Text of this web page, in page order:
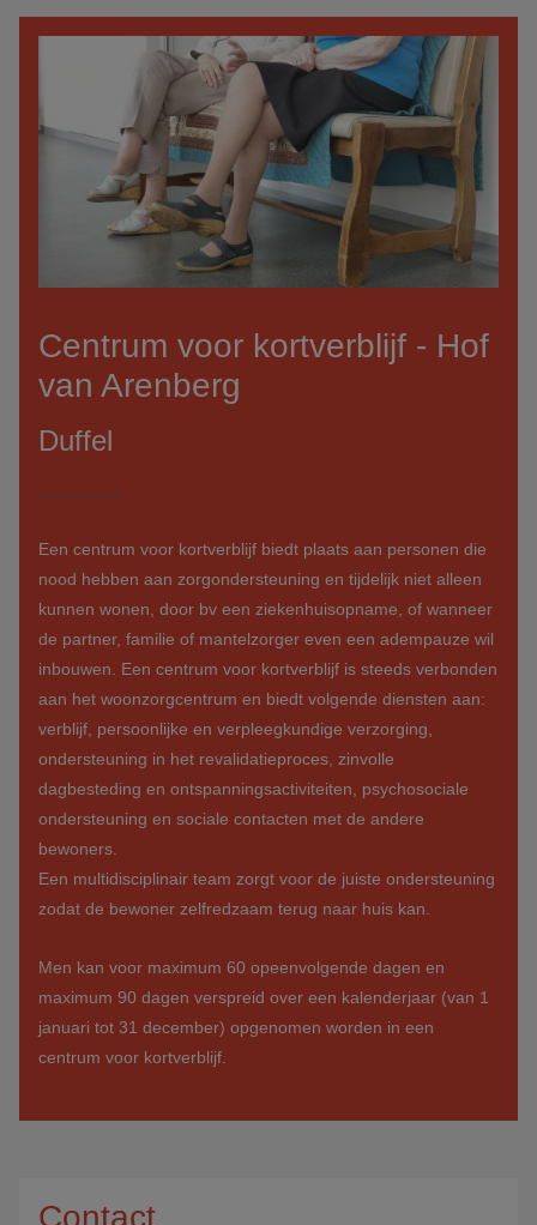
Centrum voor kortverblijf - Hof
van Arenberg
Duffel
Een centrum voor kortverblijf biedt plaats aan personen die
nood hebben aan zorgondersteuning en tijdelijk niet alleen
kunnen wonen, door bv een ziekenhuisopname, of wanneer
de partner, familie of mantelzorger even een adempauze wil
inbouwen. Een centrum voor kortverblijf is steeds verbonden
aan het woonzorgcentrum en biedt volgende diensten aan:
verblijf, persoonlijke en verpleegkundige verzorging,
ondersteuning in het revalidatieproces, zinvolle
dagbesteding en ontspanningsactiviteiten, psychosociale
ondersteuning en sociale contacten met de andere
bewoners.
Een multidisciplinair team zorgt voor de juiste ondersteuning
zodat de bewoner zelfredzaam terug naar huis kan.
Men kan voor maximum 60 opeenvolgende dagen en
maximum 90 dagen verspreid over een kalenderjaar (van 1
januari tot 31 december) opgenomen worden in een
centrum voor kortverblijf.